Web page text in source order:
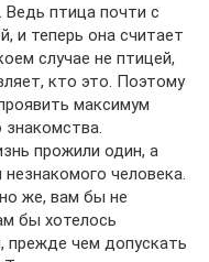
птица почти с
и теперь она считает
случае не птицей,
кто это. Поэтому
максимум
знакомства.
прожили один, а
человека.
же, вам бы не
бы хотелось
прежде чем допускать